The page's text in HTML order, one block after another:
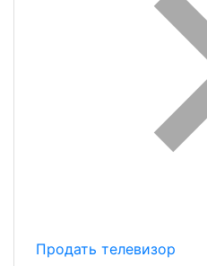
Продать телевизор